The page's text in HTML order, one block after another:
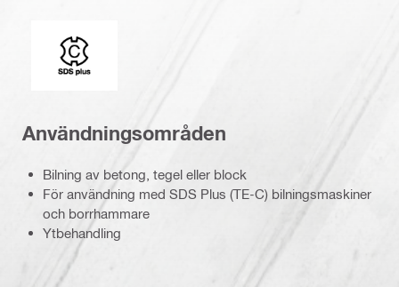
Fäste
Användningsområden
Bilning av betong, tegel eller block
För användning med SDS Plus (TE-C) bilningsmaskiner
och borrhammare
Ytbehandling